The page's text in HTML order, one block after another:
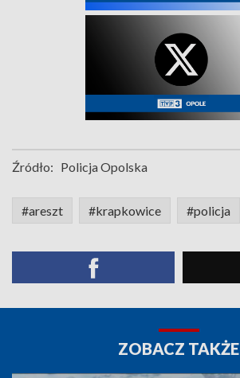
Źródło: Policja Opolska
#areszt #krapkowice #policja
ZOBACZ TAKŻE